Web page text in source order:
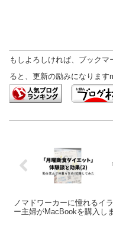
もしよろしければ、ブック
ると、更新の励みになります
ノマドワーカーに憧れるイ
ー主婦がMacBookを購入し